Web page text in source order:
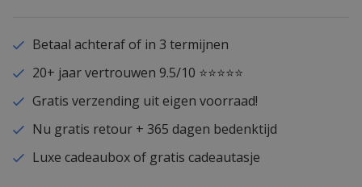
Betaal achteraf of in 3 termijnen
20+ jaar vertrouwen 9.5/10 ⭐⭐⭐⭐⭐
Gratis verzending uit eigen voorraad!
Nu gratis retour + 365 dagen bedenktijd
Luxe cadeaubox of gratis cadeautasje